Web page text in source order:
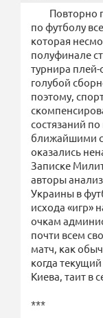
Повторно
по футболу
которая
полуфинале
турнира
голубой
поэтому,
состязаний
ближайшими
оказались
Записке
авторы
Украины в
исхода «игр»
очкам
почти всем
матч, как
когда
Киева, таит в
***